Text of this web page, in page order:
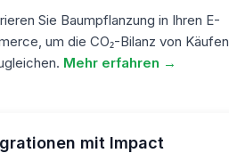
Sie Baumpflanzung in Ihren E-
um die CO₂-Bilanz von Käufen
Mehr erfahren →
mit Impact